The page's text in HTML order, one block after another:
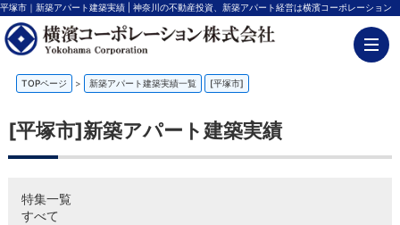
平塚市｜新築アパート建築実績 | 神奈川の不動産投資、新築アパート経営は横濱コーポレーション
TOPページ > 新築アパート建築実績一覧 [平塚市]
[平塚市]新築アパート建築実績
特集一覧
すべて